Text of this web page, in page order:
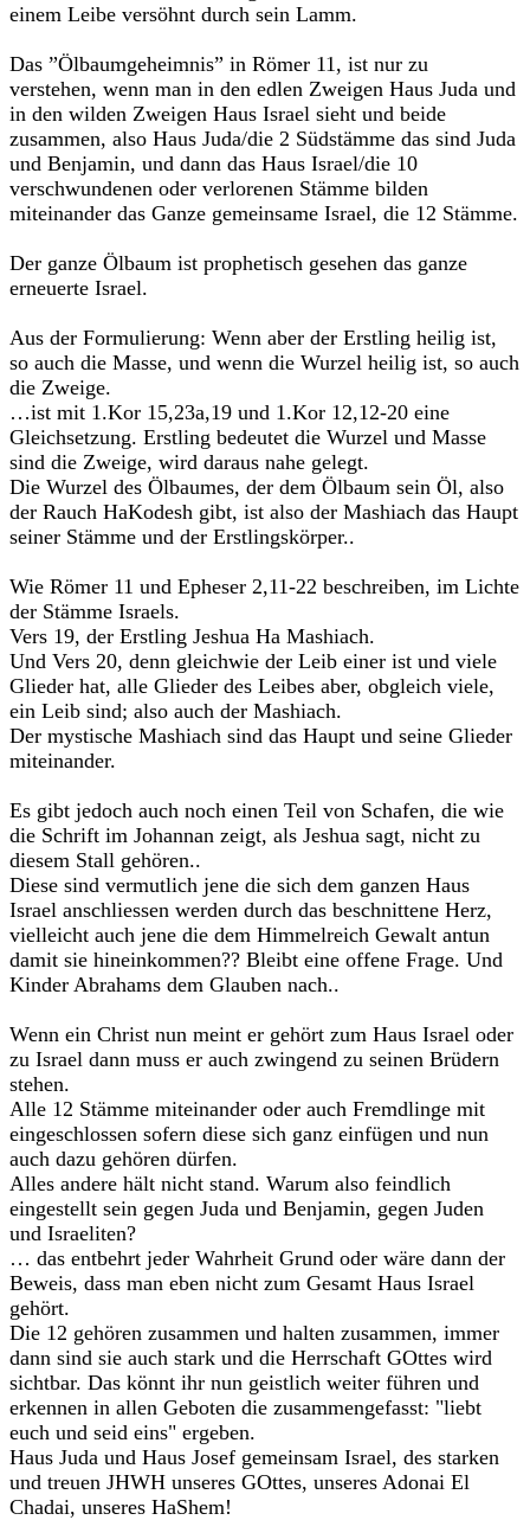
einem Leibe versöhnt durch sein Lamm.
Das ”Ölbaumgeheimnis” in Römer 11, ist nur zu
verstehen, wenn man in den edlen Zweigen Haus Juda und
in den wilden Zweigen Haus Israel sieht und beide
zusammen, also Haus Juda/die 2 Südstämme das sind Juda
und Benjamin, und dann das Haus Israel/die 10
verschwundenen oder verlorenen Stämme bilden
miteinander das Ganze gemeinsame Israel, die 12 Stämme.
Der ganze Ölbaum ist prophetisch gesehen das ganze
erneuerte Israel.
Aus der Formulierung: Wenn aber der Erstling heilig ist,
so auch die Masse, und wenn die Wurzel heilig ist, so auch
die Zweige.
…ist mit 1.Kor 15,23a,19 und 1.Kor 12,12-20 eine
Gleichsetzung. Erstling bedeutet die Wurzel und Masse
sind die Zweige, wird daraus nahe gelegt.
Die Wurzel des Ölbaumes, der dem Ölbaum sein Öl, also
der Rauch HaKodesh gibt, ist also der Mashiach das Haupt
seiner Stämme und der Erstlingskörper..
Wie Römer 11 und Epheser 2,11-22 beschreiben, im Lichte
der Stämme Israels.
Vers 19, der Erstling Jeshua Ha Mashiach.
Und Vers 20, denn gleichwie der Leib einer ist und viele
Glieder hat, alle Glieder des Leibes aber, obgleich viele,
ein Leib sind; also auch der Mashiach.
Der mystische Mashiach sind das Haupt und seine Glieder
miteinander.
Es gibt jedoch auch noch einen Teil von Schafen, die wie
die Schrift im Johannan zeigt, als Jeshua sagt, nicht zu
diesem Stall gehören..
Diese sind vermutlich jene die sich dem ganzen Haus
Israel anschliessen werden durch das beschnittene Herz,
vielleicht auch jene die dem Himmelreich Gewalt antun
damit sie hineinkommen?? Bleibt eine offene Frage. Und
Kinder Abrahams dem Glauben nach..
Wenn ein Christ nun meint er gehört zum Haus Israel oder
zu Israel dann muss er auch zwingend zu seinen Brüdern
stehen.
Alle 12 Stämme miteinander oder auch Fremdlinge mit
eingeschlossen sofern diese sich ganz einfügen und nun
auch dazu gehören dürfen.
Alles andere hält nicht stand. Warum also feindlich
eingestellt sein gegen Juda und Benjamin, gegen Juden
und Israeliten?
… das entbehrt jeder Wahrheit Grund oder wäre dann der
Beweis, dass man eben nicht zum Gesamt Haus Israel
gehört.
Die 12 gehören zusammen und halten zusammen, immer
dann sind sie auch stark und die Herrschaft GOttes wird
sichtbar. Das könnt ihr nun geistlich weiter führen und
erkennen in allen Geboten die zusammengefasst: "liebt
euch und seid eins" ergeben.
Haus Juda und Haus Josef gemeinsam Israel, des starken
und treuen JHWH unseres GOttes, unseres Adonai El
Chadai, unseres HaShem!